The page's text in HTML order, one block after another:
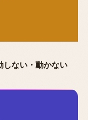
ない・動かない